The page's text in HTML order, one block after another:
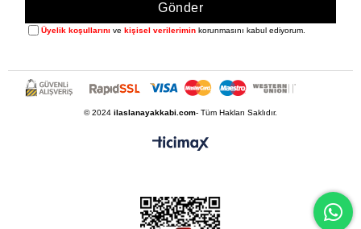
Gönder
Üyelik koşullarını vekişisel verilerimin korunmasını kabul ediyorum.
© 2024 ilaslanayakkabi.com- Tüm Hakları Saklıdır.